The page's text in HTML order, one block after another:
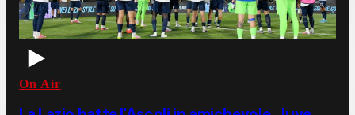
On Air